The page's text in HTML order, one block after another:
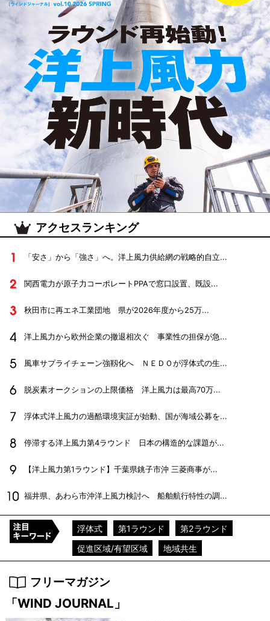
アクセスランキング
「安さ」から「強さ」へ。洋上風力供給網の戦略的自立...
関西電力が原子力コーポレートPPAで窓口設置、既設...
秋田市に再エネ工業団地 県が2026年度から25万...
洋上風力から欧州企業の撤退相次ぐ 事業性の担保が急...
風車サプライチェーン強靱化へ ＮＥＤＯが浮体式の生...
脱炭素オークションの上限価格 洋上風力は最高70万...
浮体式洋上風力の過酷環境実証が始動、国が海域公募を...
停滞する洋上風力第4ラウンド 日本の構造的な課題が...
【洋上風力第1ラウンド】千葉県銚子市沖 三菱商事が...
福井県、あわら市沖洋上風力検討へ 船舶航行特性の調...
浮体式 第1ラウンド
第2ラウンド
促進区域/有望区域
地域共生
フリーマガジン
「WIND JOURNAL」